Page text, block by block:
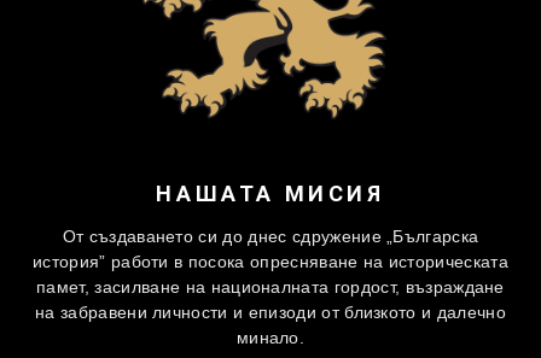
НАШАТА МИСИЯ
От създаването си до днес сдружение „Българска
история” работи в посока опресняване на историческата
памет, засилване на националната гордост, възраждане
на забравени личности и епизоди от близкото и далечно
минало.